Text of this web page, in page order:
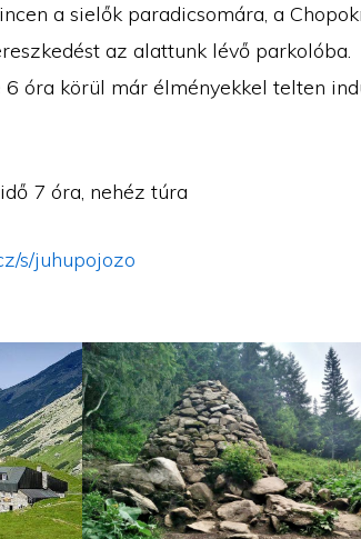
a sielők paradicsomára, a
az alattunk lévő parkolóba.
óra körül már élményekkel telten
7 óra, nehéz túra
s/juhupojozo